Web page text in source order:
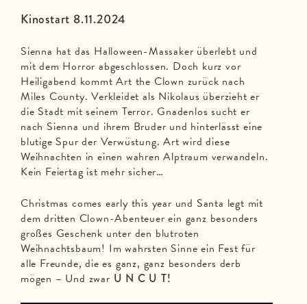
Kinostart 8.11.2024
Sienna hat das Halloween-Massaker überlebt und
mit dem Horror abgeschlossen. Doch kurz vor
Heiligabend kommt Art the Clown zurück nach
Miles County. Verkleidet als Nikolaus überzieht er
die Stadt mit seinem Terror. Gnadenlos sucht er
nach Sienna und ihrem Bruder und hinterlässt eine
blutige Spur der Verwüstung. Art wird diese
Weihnachten in einen wahren Alptraum verwandeln.
Kein Feiertag ist mehr sicher…
Christmas comes early this year und Santa legt mit
dem dritten Clown-Abenteuer ein ganz besonders
großes Geschenk unter den blutroten
Weihnachtsbaum! Im wahrsten Sinne ein Fest für
alle Freunde, die es ganz, ganz besonders derb
mögen – Und zwar U N C U T!